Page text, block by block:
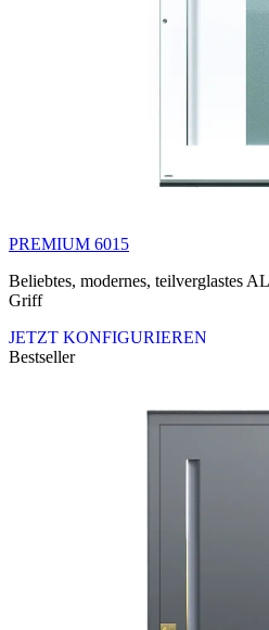
PREMIUM 6015
Beliebtes, modernes, teilverglastes
Griff
JETZT KONFIGURIEREN
Bestseller